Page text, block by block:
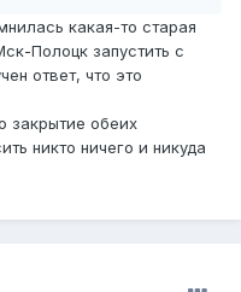
какая-то старая
Полоцк запустить с
ответ, что это
закрытие обеих
никто ничего и никуда